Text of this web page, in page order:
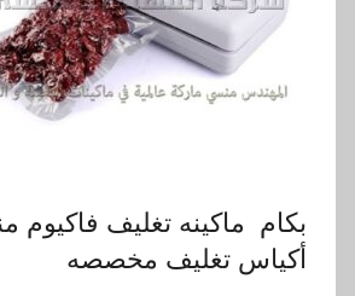
بكام ماكينه تغليف فاكيوم
أكياس تغليف مخصصه